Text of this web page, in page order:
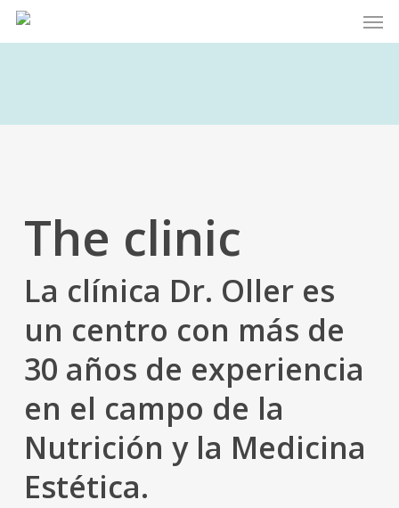
Skip
The clinic
La clínica Dr. Oller es
un centro con más de
30 años de experiencia
en el campo de la
Nutrición y la Medicina
Estética.